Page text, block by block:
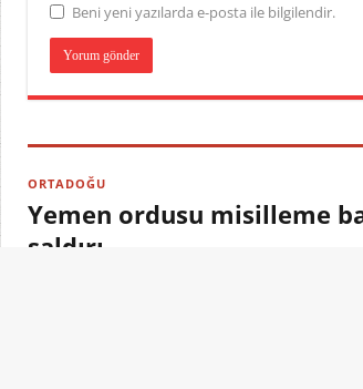
Beni yeni yazılarda e-posta ile bilgilendir.
ORTADOĞU
Yemen ordusu misilleme
saldırı